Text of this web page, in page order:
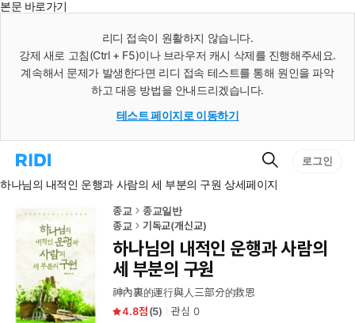
본문 바로가기
리디 접속이 원활하지 않습니다.
강제 새로 고침(Ctrl + F5)이나 브라우저 캐시 삭제를 진행해주세요.
계속해서 문제가 발생한다면 리디 접속 테스트를 통해 원인을 파악
하고 대응 방법을 안내드리겠습니다.
테스트 페이지로 이동하기
리
홈
로
검
색
로그인
하나님의 내적인 운행과 사람의 세 부분의 구원 상세페이지
종교
종교일반
종교
기독교(개신교)
하나님의 내적인 운행과 사람의
세 부분의 구원
神內裏的運行與人三部分的救恩
4.8
(5) 관심 0